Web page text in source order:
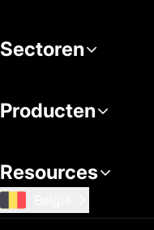
Sectoren
Producten
Resources